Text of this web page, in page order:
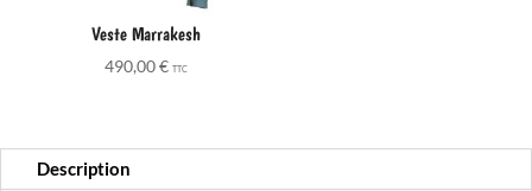
Veste Marrakesh
490,00€ TTC
Description